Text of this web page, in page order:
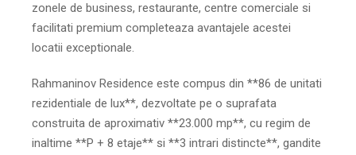
zonele de business, restaurante, centre comerciale si
facilitati premium completeaza avantajele acestei
locatii exceptionale.
Rahmaninov Residence este compus din **86 de unitati
rezidentiale de lux**, dezvoltate pe o suprafata
construita de aproximativ **23.000 mp**, cu regim de
inaltime **P + 8 etaje** si **3 intrari distincte**, gandite